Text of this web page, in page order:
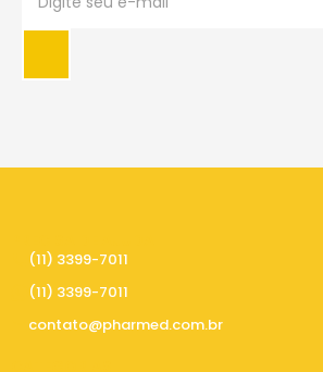
(11) 3399-7011
(11) 3399-7011
contato@pharmed.com.br